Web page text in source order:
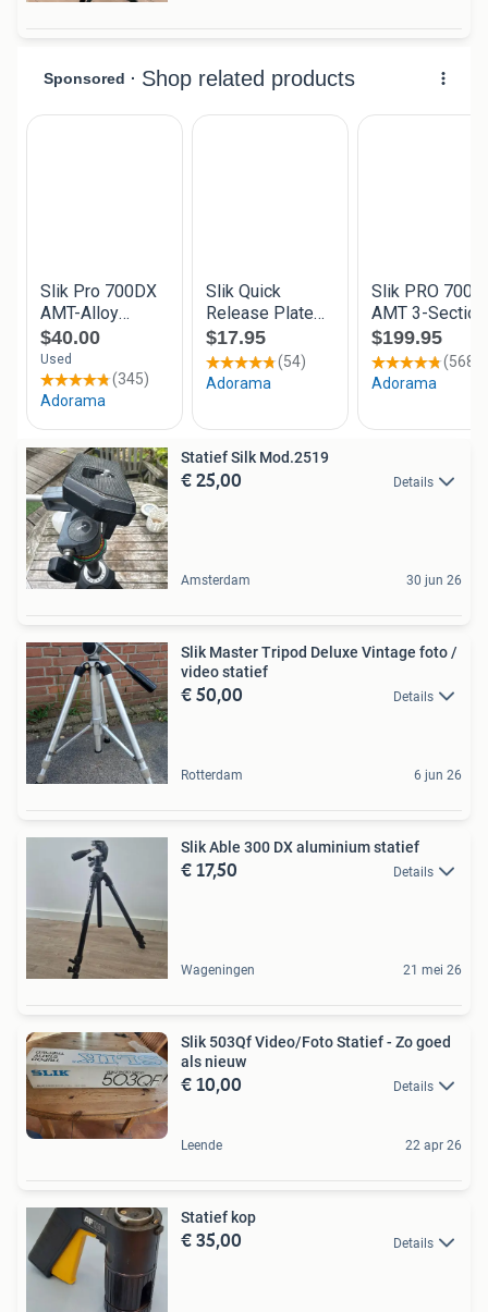
Statief Silk Mod.2519
€ 25,00 Details
Amsterdam 30 jun 26
Slik Master Tripod Deluxe Vintage foto /
video statief
€ 50,00 Details
Rotterdam 6 jun 26
Slik Able 300 DX aluminium statief
€ 17,50 Details
Wageningen 21 mei 26
Slik 503Qf Video/Foto Statief - Zo goed
als nieuw
€ 10,00 Details
Leende 22 apr 26
Statief kop
€ 35,00 Details